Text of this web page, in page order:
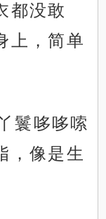
都没敢
上，简单
鬟哆哆嗦
，像是生